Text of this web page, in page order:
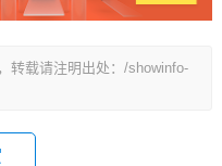
转载请注明出处：/showinfo-